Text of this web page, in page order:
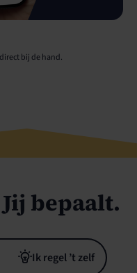
bij de hand.
bepaalt.
Ik regel ’t zelf